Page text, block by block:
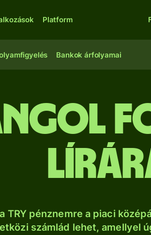
Platform
Bankok árfolyamai
TRY pénznemre a piaci
számlád lehet, amellyel